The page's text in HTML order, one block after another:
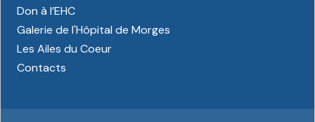
Don à l’EHC
Galerie de l'Hôpital de Morges
Les Ailes du Coeur
Contacts